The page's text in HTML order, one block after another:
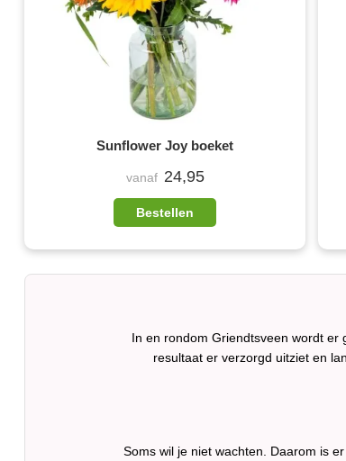
Sunflower Joy boeket
vanaf 24,95
Bestellen
In en rondom Griendtsveen wordt
resultaat er verzorgd uitziet en
Soms wil je niet wachten. Daarom is